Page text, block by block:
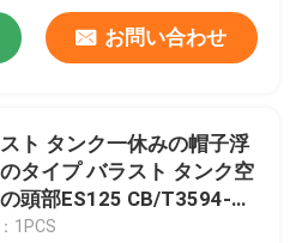
お問い合わせ
ト タンク一休みの帽子浮
タイプ バラスト タンク空
頭部ES125 CB/T3594-
1PCS